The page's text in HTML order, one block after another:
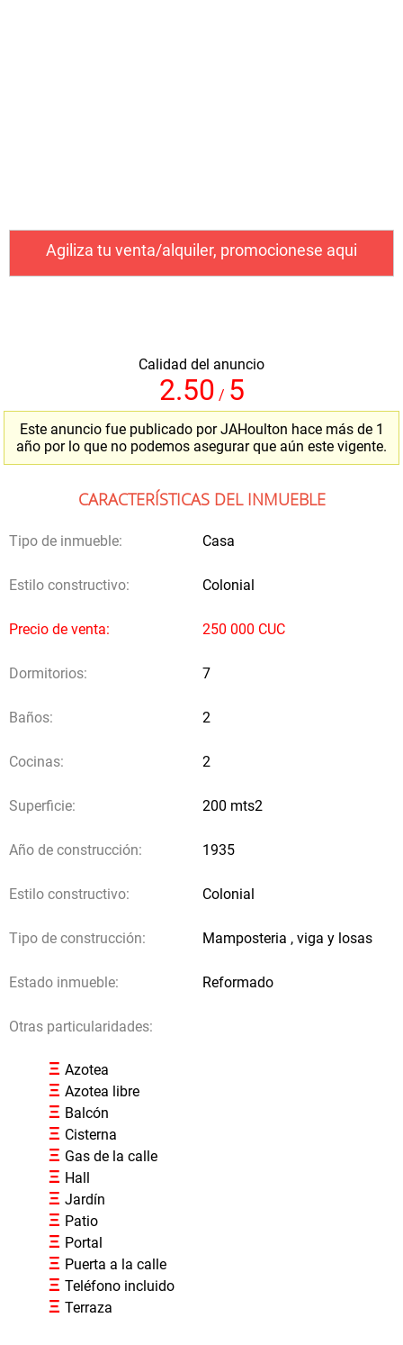
Agiliza tu venta/alquiler, promocionese aqui
Calidad del anuncio
2.50 / 5
Este anuncio fue publicado por JAHoulton hace más de 1
año por lo que no podemos asegurar que aún este vigente.
CARACTERÍSTICAS DEL INMUEBLE
Tipo de inmueble: Casa
Estilo constructivo: Colonial
Precio de venta: 250 000 CUC
Dormitorios: 7
Baños: 2
Cocinas: 2
Superficie: 200 mts2
Año de construcción: 1935
Estilo constructivo: Colonial
Tipo de construcción: Mamposteria , viga y losas
Estado inmueble: Reformado
Otras particularidades:
Ξ Azotea
Ξ Azotea libre
Ξ Balcón
Ξ Cisterna
Ξ Gas de la calle
Ξ Hall
Ξ Jardín
Ξ Patio
Ξ Portal
Ξ Puerta a la calle
Ξ Teléfono incluido
Ξ Terraza
Teléfono *
propietarios de casas similares a la que buscas
Vía email